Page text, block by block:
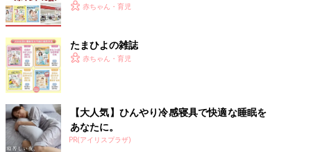
赤ちゃん・育児
たまひよの雑誌
赤ちゃん・育児
【大人気】ひんやり冷感寝具で快適な睡眠を
あなたに。
PR(アイリスプラザ)